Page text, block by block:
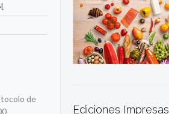
de
Ediciones Impresas